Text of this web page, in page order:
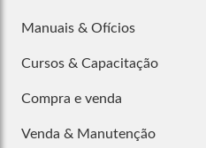
Manuais & Ofícios
Cursos & Capacitação
Compra e venda
Venda & Manutenção